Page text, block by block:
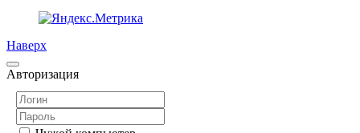
Наверх
Авторизация